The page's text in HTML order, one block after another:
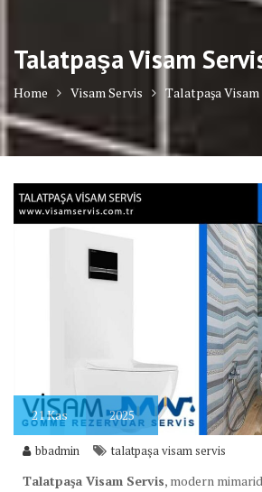
Talatpaşa Visam
Home Visam Servis Talatpaşa Visam
21Kas 2025
bbadmin talatpaşa visam servis
Talatpaşa Visam Servis, modern